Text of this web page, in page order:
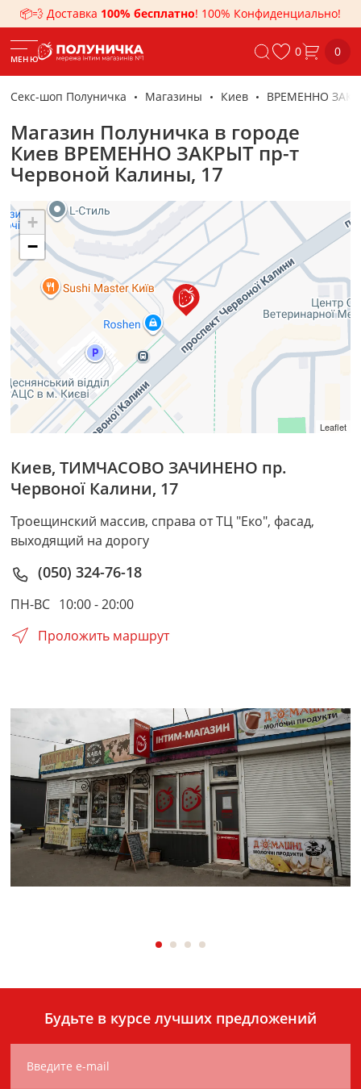
📦💨 Доставка 100% бесплатно! 100% Конфиденциально!
МЕНЮ 0 0
Секс-шоп Полуничка Магазины Киев ВРЕМЕННО
Магазин Полуничка в городе
Киев ВРЕМЕННО ЗАКРЫТ пр-т
Червоной Калины, 17
Киев, ТИМЧАСОВО ЗАЧИНЕНО пр.
Червоної Калини, 17
Троещинский массив, справа от ТЦ "Еко", фасад,
выходящий на дорогу
(050) 324-76-18
ПН-ВС 10:00 - 20:00
Проложить маршрут
+
−
Leaflet
Будьте в курсе лучших предложений
Введите e-mail